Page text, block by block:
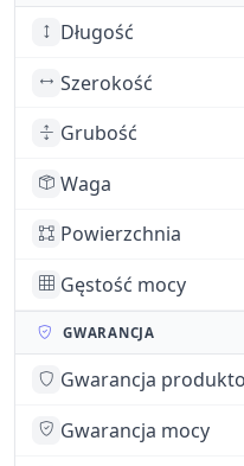
Długość
Szerokość
Grubość
Waga
Powierzchnia
Gęstość mocy
GWARANCJA
Gwarancja
Gwarancja mocy